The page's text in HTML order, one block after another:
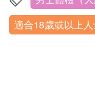
前列腺超聲波-
頸動脈超聲波
體檢當天早上亦
3.充足睡眠：
訂單如需改
（聯絡電話：
營業時間：週二至
抽血時間段：上午
適合18歲或以上